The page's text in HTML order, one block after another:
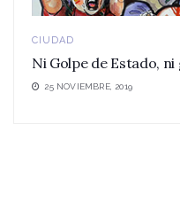
CIUDAD
Ni Golpe de Estado,
25 NOVIEMBRE, 2019